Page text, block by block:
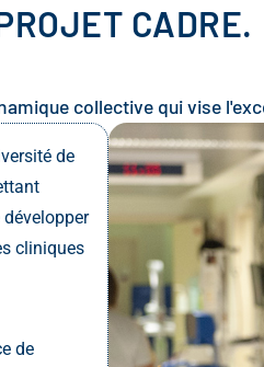
CADRE.
collective qui vise
de
cliniques
de